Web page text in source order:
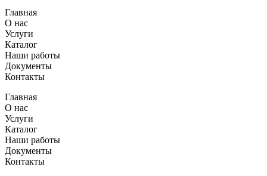
Главная
О нас
Услуги
Каталог
Наши работы
Документы
Контакты
Главная
О нас
Услуги
Каталог
Наши работы
Документы
Контакты